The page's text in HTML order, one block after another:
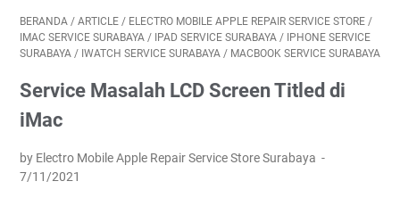
BERANDA / ARTICLE / ELECTRO MOBILE APPLE REPAIR SERVICE STORE /
IMAC SERVICE SURABAYA / IPAD SERVICE SURABAYA / IPHONE SERVICE
SURABAYA / IWATCH SERVICE SURABAYA / MACBOOK SERVICE SURABAYA
Service Masalah LCD Screen Titled di
iMac
by Electro Mobile Apple Repair Service Store Surabaya
7/11/2021